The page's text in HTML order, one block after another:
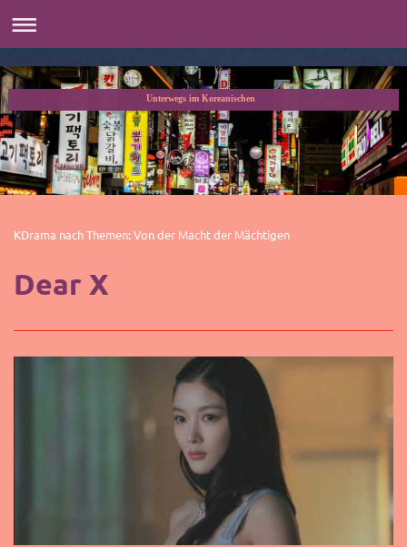
Unterwegs im Koreanischen
KDrama nach Themen: Von der Macht der Mächtigen
Dear X